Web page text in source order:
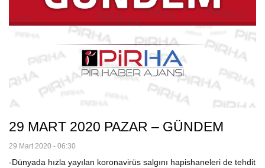
29 MART 2020 PAZAR – GÜNDEM
29 Mart 2020 - 06:30
-Dünyada hızla yayılan koronavirüs salgını hapishaneleri de tehdit